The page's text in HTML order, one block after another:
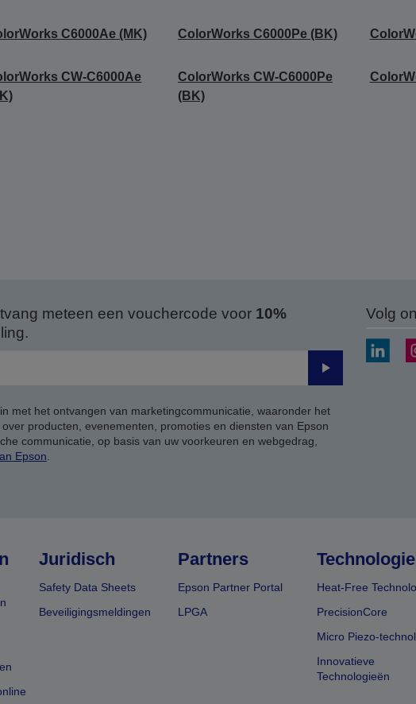
C6000Ae (MK) ColorWorks C6000Pe (BK)
CW-C6000Ae
ColorWorks CW-C6000Pe
(BK)
meteen een vouchercode voor 10%
Verzenden
met het ontvangen van marketingcommunicatie, waaronder het
producten, evenementen, promoties en diensten van Epson
communicatie, op basis van uw voorkeuren en webgedrag,
Epson
Volg
Juridisch
Safety Data Sheets
Beveiligingsmeldingen
Partners
Epson Partner Portal
LPGA
Heat-Free
PrecisionCore
Micro Piezo-
Innovatieve
Technologieën